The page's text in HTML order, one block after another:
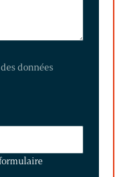
données